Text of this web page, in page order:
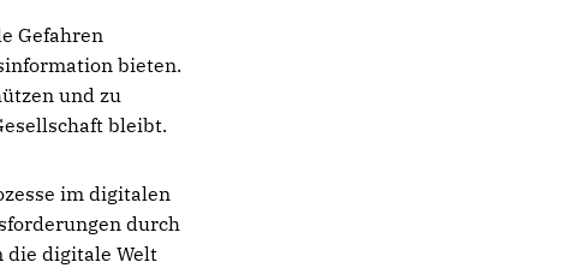
Gefahren
bieten.
und zu
bleibt.
im digitalen
durch
die digitale Welt